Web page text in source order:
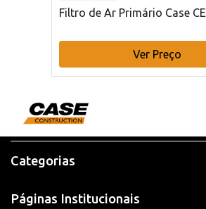
Filtro de Ar Primário Case CE
Ver Preço
Categorias
Páginas Institucionais